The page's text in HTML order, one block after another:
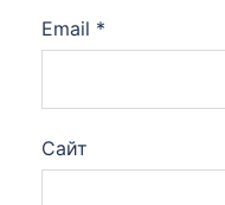
Email *
Сайт